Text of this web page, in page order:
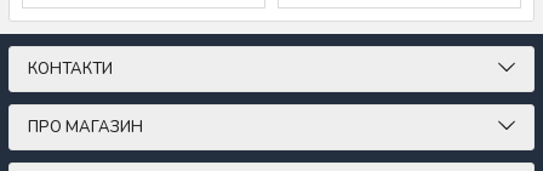
КОНТАКТИ
ПРО МАГАЗИН